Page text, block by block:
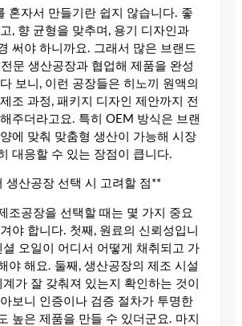
혼자서 만들기란 쉽지 않습니다. 좋
, 향 균형을 맞추며, 용기 디자인과
써야 하니까요. 그래서 많은 브랜드
문 생산공장과 협업해 제품을 완성
보니, 이런 공장들은 히노끼 원액의
조 과정, 패키지 디자인 제안까지 전
주더라고요. 특히 OEM 방식은 브랜
에 맞춰 맞춤형 생산이 가능해 시장
대응할 수 있는 장점이 큽니다.
생산공장 선택 시 고려할 점**
조공장을 선택할 때는 몇 가지 중요
야 합니다. 첫째, 원료의 신뢰성입니
셜 오일이 어디서 어떻게 채취되고 가
야 해요. 둘째, 생산공장의 제조 시설
가 잘 갖춰져 있는지 확인하는 것이
보니 인증이나 검증 절차가 투명한
높은 제품을 만들 수 있더군요. 마지